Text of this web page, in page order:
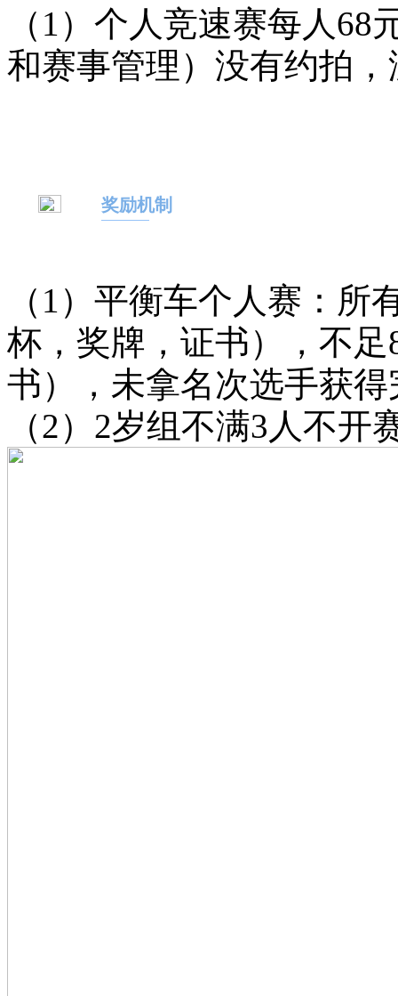
（1）个人竞速赛每人
和赛事管理）没有约拍
奖励机制
（1）平衡车个人赛：所
杯，奖牌，证书），不
书）
，未拿名次选手获
（2）2岁组不满3人不开